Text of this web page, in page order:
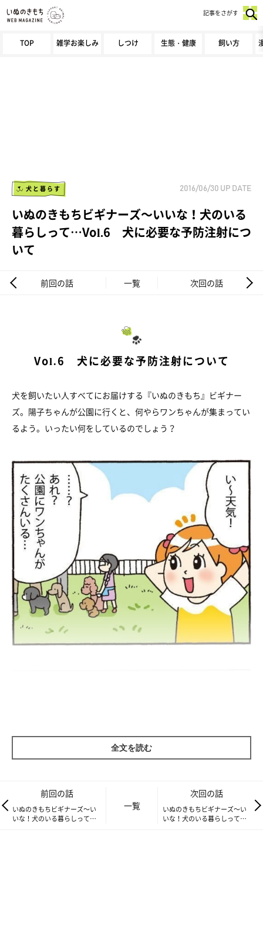
TOP 雑学お楽しみ しつけ 生態・健康 飼い方
記事をさがす
犬と暮らす 2016/06/30 UP DATE
いぬのきもちビギナーズ～いいな！犬のいる
暮らしって…Vol.6 犬に必要な予防注射につ
いて
前回の話 一覧 次回の話
Vol.6 犬に必要な予防注射について
犬を飼いたい人すべてにお届けする『いぬのきもち』ビギナー
ズ。陽子ちゃんが公園に行くと、何やらワンちゃんが集まってい
るよう。いったい何をしているのでしょう？
全文を読む
前回の話
いぬのきもちビギナーズ～い
いな！犬のいる暮らしって…
一覧
次回の話
いぬのきもちビギナーズ～い
いな！犬のいる暮らしって…